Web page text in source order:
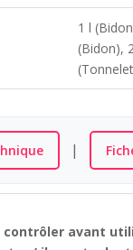
1 l
(Bidon),
|
contrôler avant